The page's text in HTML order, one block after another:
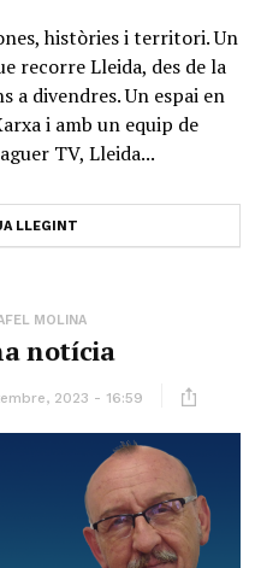
històries i territori. Un
recorre Lleida, des de la
a divendres. Un espai en
i amb un equip de
TV, Lleida...
LLEGINT
MOLINA
notícia
2023 - 16:59